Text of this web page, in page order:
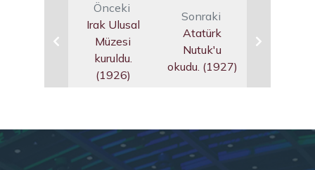
Önceki
Irak Ulusal
Müzesi
kuruldu.
(1926)
Sonraki
Atatürk
Nutuk'u
okudu. (1927)